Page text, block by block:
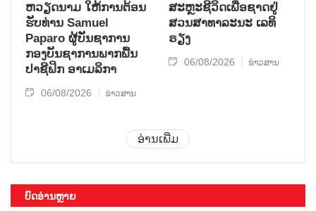
ຫວຽດ​ນາມ ໃຫ້​ການ​ຕ້ອນ​
ຮັບ​ທ່ານ Samuel
Paparo ຜູ້​ບັນ​ຊາ​ການ
ກອງ​ບັນ​ຊາ​ການພາກ​ພື້ນ​
ປາ​ຊີ​ຟິກ ອາ​ເມ​ລິ​ກາ
06/08/2026 ຂ່າວສານ
ສະຫຼະ​ຊີ​ວິດ​ເພື່ອ​ຊາດ​ຢູ່​
ສວນ​ສາ​ທາ​ລະ​ນະ ເລ​ທິ​
ຣຽງ
06/08/2026 ຂ່າວສານ
ອ່ານເພີ່ມ
ບົດອ່ານຫຼາຍ